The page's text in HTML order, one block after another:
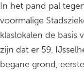
In het pand pal
voormalige
klaslokalen de basis
zijn dat er 59.
begane grond,